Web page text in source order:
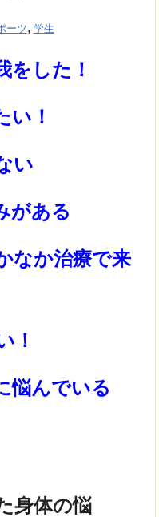
ーツ, 学生
をした！
い！
い
がある
なか治療で来
！
悩んでいる
身体の悩